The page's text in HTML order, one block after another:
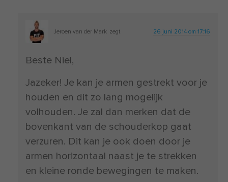
Jeroen van der Mark zegt 26 juni 2014 om 17:16
Beste Niel,
Jazeker! Je kan je armen gestrekt voor je
houden en dit zo lang mogelijk
volhouden. Je zal dan merken dat de
bovenkant van de schouderkop gaat
verzuren. Dit kan je ook doen door je
armen horizontaal naast je te strekken
en kleine ronde bewegingen te maken.